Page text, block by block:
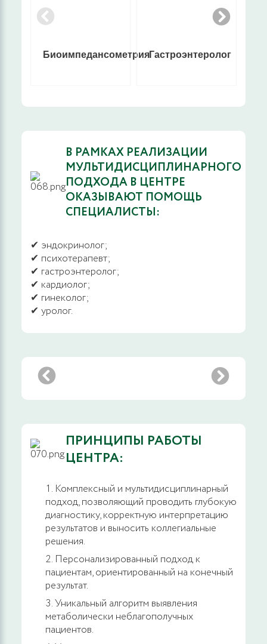
БиоимпедансометрияГастроэнтеролог
В РАМКАХ РЕАЛИЗАЦИИ
МУЛЬТИДИСЦИПЛИНАРНОГО
ПОДХОДА В ЦЕНТРЕ
ОКАЗЫВАЮТ ПОМОЩЬ
СПЕЦИАЛИСТЫ:
✔ эндокринолог;
✔ психотерапевт;
✔ гастроэнтеролог;
✔ кардиолог;
✔ гинеколог;
✔ уролог.
ПРИНЦИПЫ РАБОТЫ
ЦЕНТРА:
Комплексный и мультидисциплинарный
подход, позволяющий проводить глубокую
диагностику, корректную интерпретацию
результатов и выносить коллегиальные
решения.
Персонализированный подход к
пациентам, ориентированный на конечный
результат.
Уникальный алгоритм выявления
метаболически неблагополучных
пациентов.